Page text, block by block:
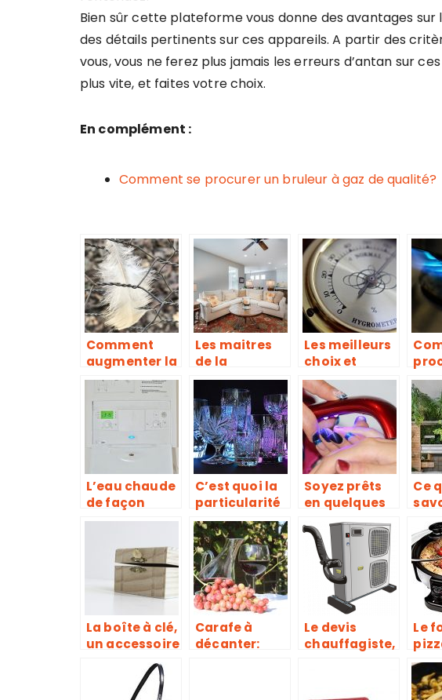
Bien sûr cette plateforme vous donne des avantages sur
des détails pertinents sur ces appareils. A partir des
vous, vous ne ferez plus jamais les erreurs d’antan sur
plus vite, et faites votre choix.
En complément :
Comment se procurer un bruleur à gaz de qualité?
Comment
augmenter la
sécurité de
votre
poulailler ?
Les maitres
de la
décoration à
votre service
Les meilleurs
choix et
conseils sur
les
hygromètres
de
L’eau chaude
de façon
automatique,
consommati
on abusive
d’énergie
C’est quoi la
particularité
du verre en
cristal ?
Soyez prêts
en quelques
minutes
grâce à la
lampe UV
ongle!
Ce
La boîte à clé,
un accessoire
sécuritaire et
Carafe à
décanter:
Le devis
chauffagiste,
étude et une
Le